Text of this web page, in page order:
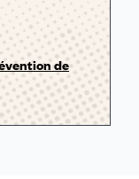
de